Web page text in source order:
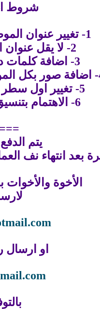
شروط
1- تغيير عنوان الموضوع تغيرأ تاما عن المصدر
2- لا يقل عنوان الموضوع عن 10 كلمات
3- اضافة كلمات دليلية للموضوع 3 كلمات
احدة
5- تغيير اول سطر او سطرين من الموضوع
6- الاهتمام بتنسيق الموضوع تنسيق كامل
يتم
بعد انتهاء نف
الأخوة والأخوات
او ارسال